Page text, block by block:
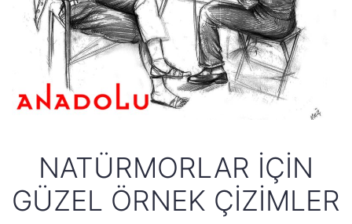
NATÜRMORLAR İÇIN
GÜZEL ÖRNEK ÇIZIMLER